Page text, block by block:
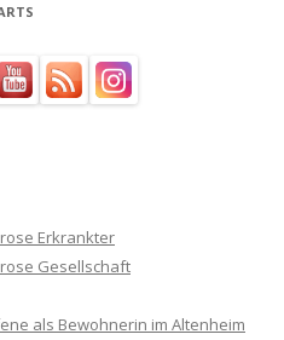
Erkrankter
Gesellschaft
als Bewohnerin im Altenheim